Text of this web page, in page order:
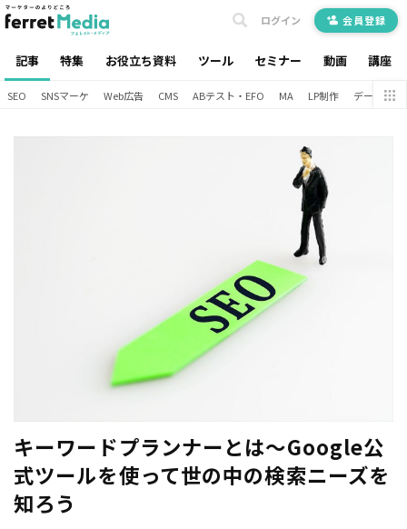
記事 特集 お役立ち資料 ツール セミナー 動画 講座
ログイン 会員登録
SEO SNSマーケ Web広告 CMS ABテスト・EFO MA LP制作 データ分析
キーワードプランナーとは〜Google公
式ツールを使って世の中の検索ニーズを
知ろう